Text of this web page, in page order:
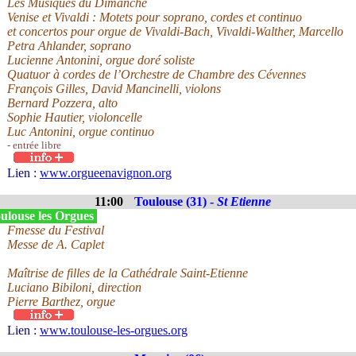
Les Musiques du Dimanche
Venise et Vivaldi : Motets pour soprano, cordes et continuo
et concertos pour orgue de Vivaldi-Bach, Vivaldi-Walther, Marcello
Petra Ahlander, soprano
Lucienne Antonini, orgue doré soliste
Quatuor à cordes de l’Orchestre de Chambre des Cévennes
François Gilles, David Mancinelli, violons
Bernard Pozzera, alto
Sophie Hautier, violoncelle
Luc Antonini, orgue continuo
- entrée libre
Lien : www.orgueenavignon.org
11:00 Toulouse (31) - St Etienne
les Orgues
Fmesse du Festival
Messe de A. Caplet
Maîtrise de filles de la Cathédrale Saint-Etienne
Luciano Bibiloni, direction
Pierre Barthez, orgue
Lien : www.toulouse-les-orgues.org